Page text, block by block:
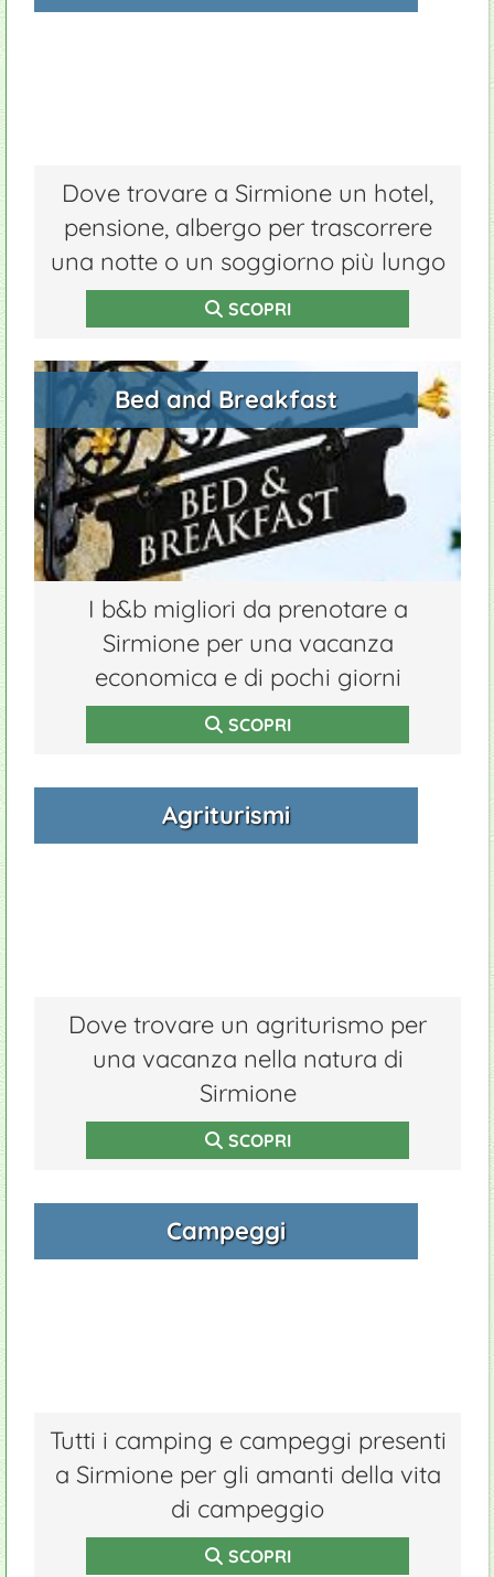
Dove trovare a Sirmione un hotel,
pensione, albergo per trascorrere
una notte o un soggiorno più lungo
SCOPRI
Bed and Breakfast
I b&b migliori da prenotare a
Sirmione per una vacanza
economica e di pochi giorni
SCOPRI
Agriturismi
Dove trovare un agriturismo per
una vacanza nella natura di
Sirmione
SCOPRI
Campeggi
Tutti i camping e campeggi presenti
a Sirmione per gli amanti della vita
di campeggio
SCOPRI